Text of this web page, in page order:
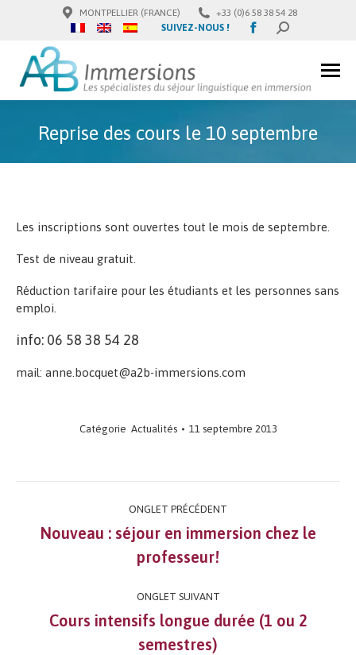
MONTPELLIER (FRANCE)
+33 (0)6 58 38 54 28
SUIVEZ-NOUS !
Facebook
new
window
SEARCH:
Reprise des cours le 10 septembre
Les inscriptions sont ouvertes tout le mois de septembre.
Test de niveau gratuit.
Réduction tarifaire pour les étudiants et les personnes sans
emploi.
info: 06 58 38 54 28
mail: anne.bocquet@a2b-immersions.com
Catégorie Actualités 11 septembre 2013
commentaire
ONGLET PRÉCÉDENT
Onglet
précédent
Nouveau : séjour en immersion chez le
professeur!
ONGLET SUIVANT
Onglet
suivant
Cours intensifs longue durée (1 ou 2
semestres)